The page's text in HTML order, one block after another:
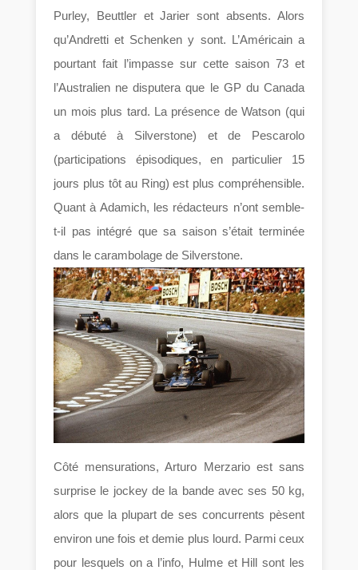
Purley, Beuttler et Jarier sont absents. Alors
qu’Andretti et Schenken y sont. L’Américain a
pourtant fait l’impasse sur cette saison 73 et
l’Australien ne disputera que le GP du Canada
un mois plus tard. La présence de Watson (qui
a débuté à Silverstone) et de Pescarolo
(participations épisodiques, en particulier 15
jours plus tôt au Ring) est plus compréhensible.
Quant à Adamich, les rédacteurs n’ont semble-
t-il pas intégré que sa saison s’était terminée
dans le carambolage de Silverstone.
Côté mensurations, Arturo Merzario est sans
surprise le jockey de la bande avec ses 50 kg,
alors que la plupart de ses concurrents pèsent
environ une fois et demie plus lourd. Parmi ceux
pour lesquels on a l’info, Hulme et Hill sont les